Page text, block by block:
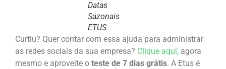
Datas
Sazonais
ETUS
Curtiu? Quer contar com essa ajuda para administrar
as redes sociais da sua empresa? Clique aqui, agora
mesmo e aproveite o teste de 7 dias grátis. A Etus é